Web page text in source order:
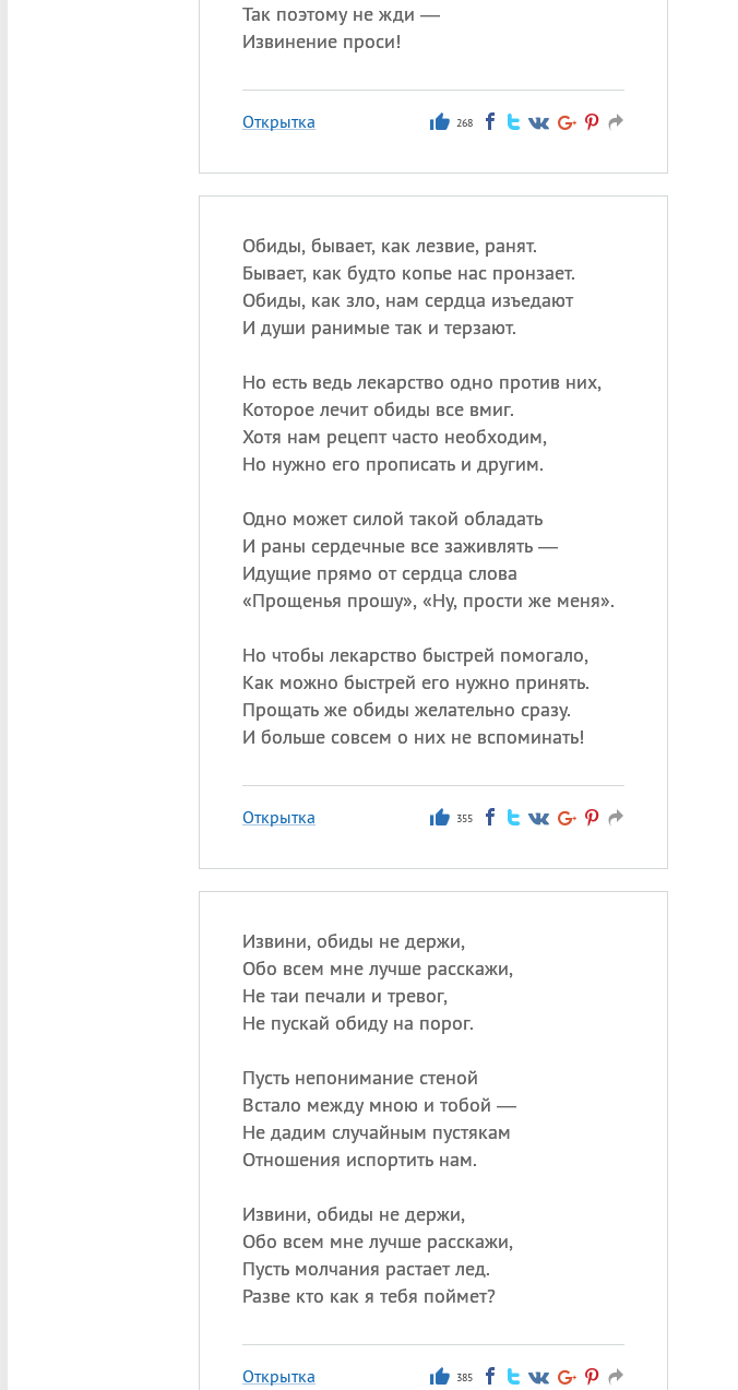
Так поэтому не жди —
Извинение проси!
Открытка 268
Обиды, бывает, как лезвие, ранят.
Бывает, как будто копье нас пронзает.
Обиды, как зло, нам сердца изъедают
И души ранимые так и терзают.
Но есть ведь лекарство одно против них,
Которое лечит обиды все вмиг.
Хотя нам рецепт часто необходим,
Но нужно его прописать и другим.
Одно может силой такой обладать
И раны сердечные все заживлять —
Идущие прямо от сердца слова
«Прощенья прошу», «Ну, прости же меня».
Но чтобы лекарство быстрей помогало,
Как можно быстрей его нужно принять.
Прощать же обиды желательно сразу.
И больше совсем о них не вспоминать!
Открытка 355
Извини, обиды не держи,
Обо всем мне лучше расскажи,
Не таи печали и тревог,
Не пускай обиду на порог.
Пусть непонимание стеной
Встало между мною и тобой —
Не дадим случайным пустякам
Отношения испортить нам.
Извини, обиды не держи,
Обо всем мне лучше расскажи,
Пусть молчания растает лед.
Разве кто как я тебя поймет?
Открытка 385